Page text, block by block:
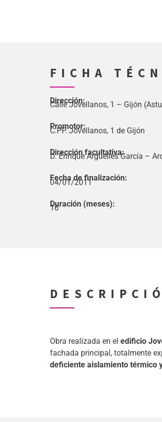
FICHA
Dirección:
Calle Jovellanos, 1 – Gijón
Promotor:
C.PP. Jovellanos, 1 de Gijón
Dirección facultativa:
D. Enrique Argüelles García –
Fecha de finalización:
04/01/2011
Duración (meses):
16
Obra realizada en el edificio
fachada principal, totalmente
deficiente aislamiento térmico